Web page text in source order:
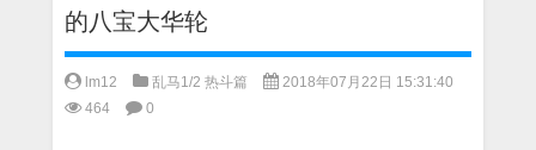
的八宝大华轮
lm12 乱马1/2 热斗篇
2018年07月22日 15:31:40
464
0